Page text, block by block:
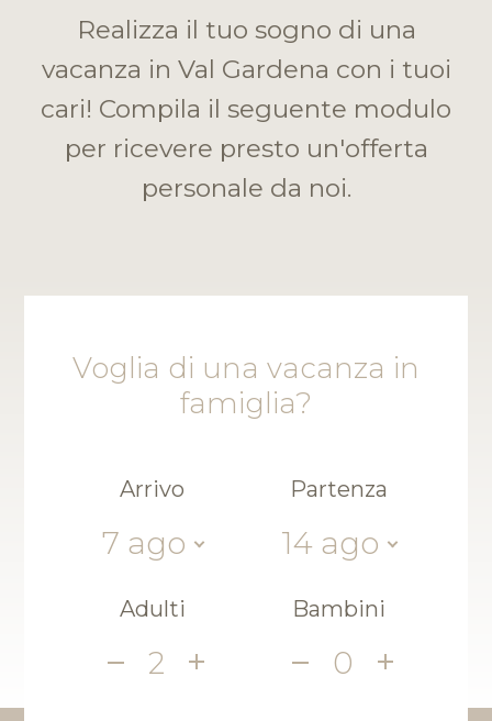
Realizza il tuo sogno di una
vacanza in Val Gardena con i tuoi
cari! Compila il seguente modulo
per ricevere presto un'offerta
personale da noi.
Voglia di una vacanza in
famiglia?
Arrivo
7 ago
Partenza
14 ago
Adulti
2
Bambini
0